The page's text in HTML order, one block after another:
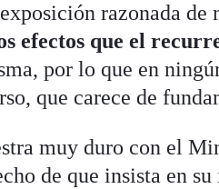
razonada
efectos que el
por lo que en
que carece de
muy duro con el
de que insista en